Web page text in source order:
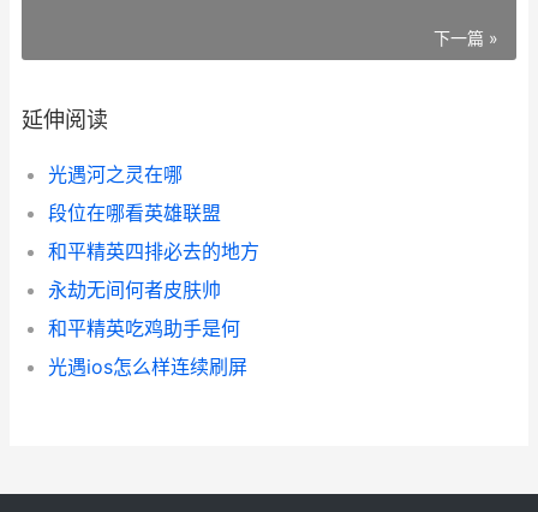
下一篇 »
延伸阅读
光遇河之灵在哪
段位在哪看英雄联盟
和平精英四排必去的地方
永劫无间何者皮肤帅
和平精英吃鸡助手是何
光遇ios怎么样连续刷屏